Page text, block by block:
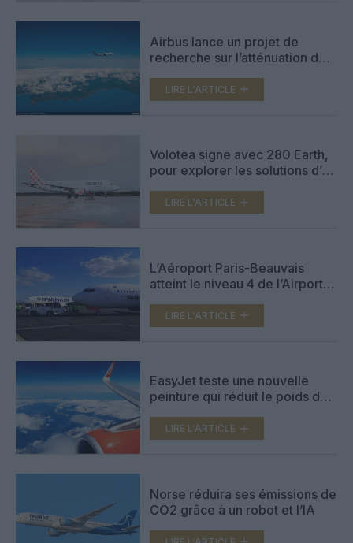
Airbus lance un projet de
recherche sur l’atténuation des
impacts non liés au CO2
LIRE L'ARTICLE
Volotea signe avec 280 Earth,
pour explorer les solutions d’un
LIRE L'ARTICLE
L’Aéroport Paris-Beauvais
atteint le niveau 4 de l’Airport
LIRE L'ARTICLE
EasyJet teste une nouvelle
peinture qui réduit le poids de
LIRE L'ARTICLE
Norse réduira ses émissions de
CO2 grâce à un robot et l’IA